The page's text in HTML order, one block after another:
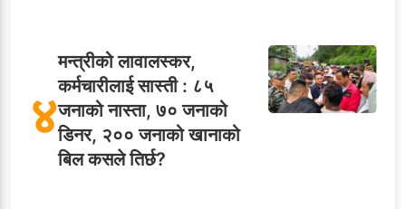
४
मन्त्रीको लावालस्कर,
कर्मचारीलाई सास्ती : ८५
जनाको नास्ता, ७० जनाको
डिनर, २०० जनाको खानाको
बिल कसले तिर्छ?